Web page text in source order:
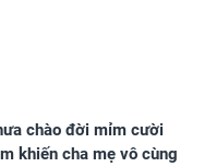
chào đời mỉm cười
khiến cha mẹ vô cùng